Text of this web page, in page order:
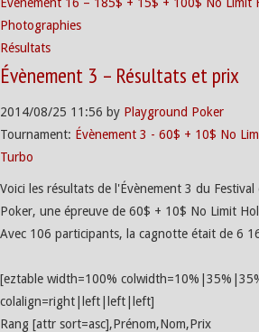
Photographies
Résultats
Évènement 3 – Résultats et prix
2014/08/25 11:56 by Playground Poker
Tournament: Évènement 3 - 60$ + 10$ No
Turbo
Voici les résultats de l'Évènement 3 du
Poker, une épreuve de 60$ + 10$ No Limit
Avec 106 participants, la cagnotte était de 6
[eztable width=100%
colalign=right|left|left|left]
Rang [attr sort=asc],Prénom,Nom,Prix